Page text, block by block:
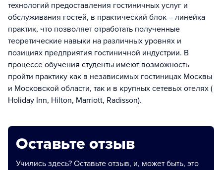
технологий предоставления гостиничных услуг и
обслуживания гостей, в практический блок – линейка
практик, что позволяет отработать полученные
теоретические навыки на различных уровнях и
позициях предприятия гостиничной индустрии. В
процессе обучения студенты имеют возможность
пройти практику как в независимых гостиницах Москвы
и Московской области, так и в крупных сетевых отелях (
Holiday Inn, Hilton, Marriott, Radisson).
Оставьте отзыв
Учились здесь? Оставьте отзыв, и, может быть, это